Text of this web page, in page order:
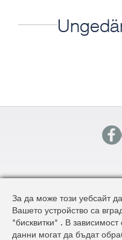
ОБЩИ УСЛОВИЯ
ОБЩИ УСЛОВИЯ НА
За да може този уебсайт
Вашето устройство са
"бисквитки" . В
данни могат да бъдат